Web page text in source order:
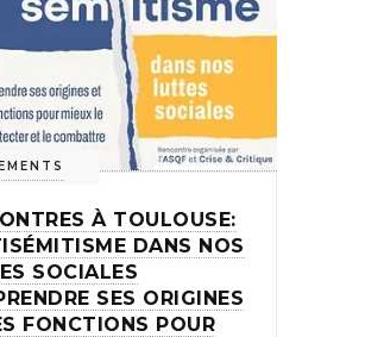
À TOULOUSE:
DANS NOS
SOCIALES
SES ORIGINES
FONCTIONS POUR